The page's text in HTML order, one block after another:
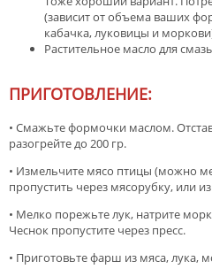
(зависит от объема ваших
кабачка, луковицы и
Растительное масло для
ПРИГОТОВЛЕНИЕ:
• Смажьте формочки маслом.
разогрейте до 200 гр.
• Измельчите мясо птицы (можно
пропустить через мясорубку, или
• Мелко порежьте лук, натрите
Чеснок пропустите через пресс.
• Приготовьте фарш из мяса, лука,